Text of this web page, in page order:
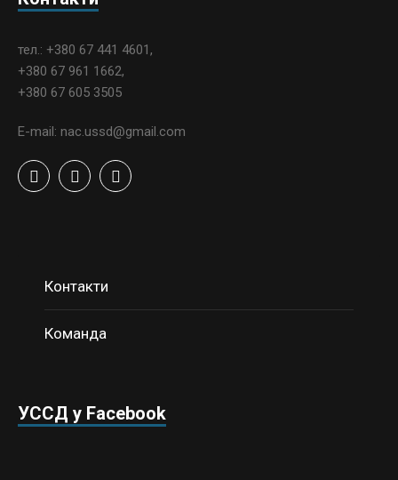
тел.: +380 67 441 4601,
+380 67 961 1662,
+380 67 605 3505
E-mail: nac.ussd@gmail.com
Контакти
Команда
УССД у Facebook